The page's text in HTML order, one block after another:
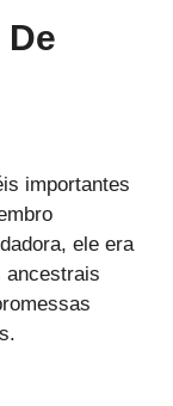
importantes
ele era
ancestrais